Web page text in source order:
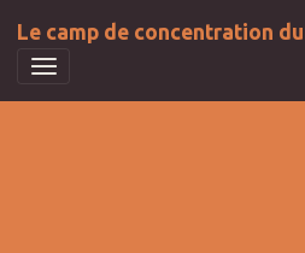
Le camp de concentration